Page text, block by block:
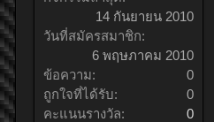
14 กันยายน 2010
วันที่สมัครสมาชิก:
6 พฤษภาคม 2010
ข้อความ:
0
ถูกใจที่ได้รับ:
0
คะแนนรางวัล:
0